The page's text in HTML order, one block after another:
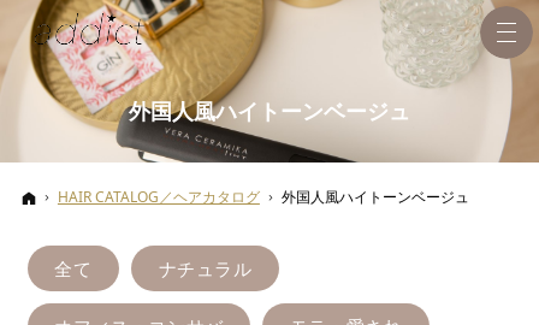
外国人風ハイトーンベージュ
ホーム
HAIR CATALOG／ヘアカタログ 外国人風ハイトーンベージュ
全て ナチュラル